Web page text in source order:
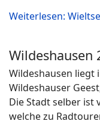
Weiterlesen:
Wildeshausen
Wildeshausen liegt
Wildeshauser
Die Stadt selber ist
welche zu